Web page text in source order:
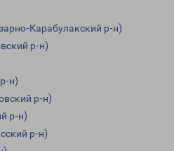
Карабулакский р-н)
р-н)
н)
р-н)
р-н)
р-н)